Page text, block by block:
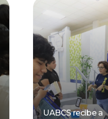
UABCS recibe a